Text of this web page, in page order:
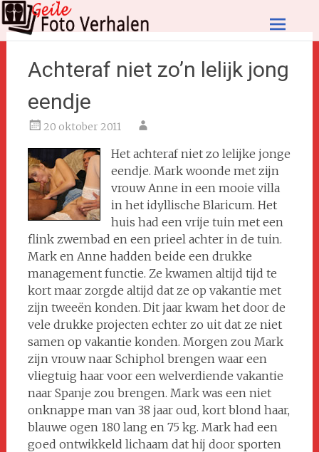
Ga
naar
inhoud
Achteraf niet zo’n lelijk jong
eendje
20 oktober 2011
Het achteraf niet zo lelijke jonge
eendje. Mark woonde met zijn
vrouw Anne in een mooie villa
in het idyllische Blaricum. Het
huis had een vrije tuin met een
flink zwembad en een prieel achter in de tuin.
Mark en Anne hadden beide een drukke
management functie. Ze kwamen altijd tijd te
kort maar zorgde altijd dat ze op vakantie met
zijn tweeën konden. Dit jaar kwam het door de
vele drukke projecten echter zo uit dat ze niet
samen op vakantie konden. Morgen zou Mark
zijn vrouw naar Schiphol brengen waar een
vliegtuig haar voor een welverdiende vakantie
naar Spanje zou brengen. Mark was een niet
onknappe man van 38 jaar oud, kort blond haar,
blauwe ogen 180 lang en 75 kg. Mark had een
goed ontwikkeld lichaam dat hij door sporten